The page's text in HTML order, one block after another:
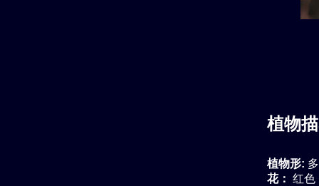
植物
植物形:
花： 红色